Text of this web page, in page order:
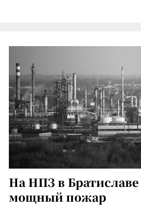
На НПЗ в
мощный пожар